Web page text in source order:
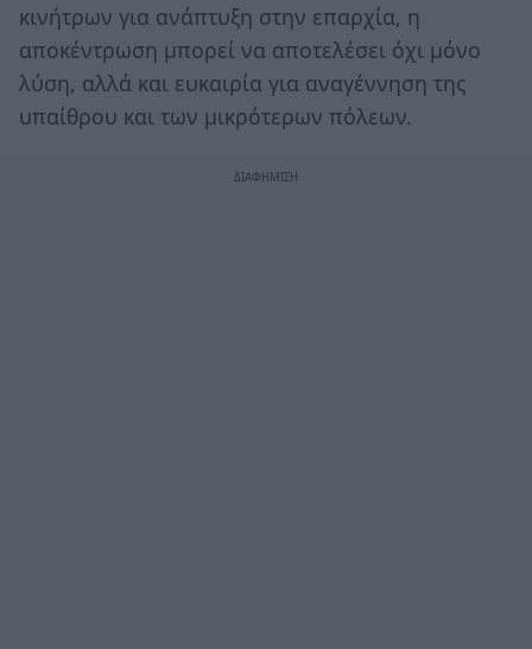
κινήτρων για ανάπτυξη στην επαρχία, η
αποκέντρωση μπορεί να αποτελέσει όχι μόνο
λύση, αλλά και ευκαιρία για αναγέννηση της
υπαίθρου και των μικρότερων πόλεων.